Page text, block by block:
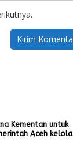
Kementan untuk
Aceh kelola